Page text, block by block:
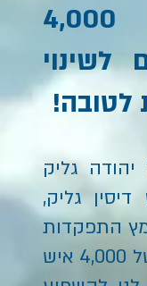
המטרה: 4,000
לשינוי
לטובה!
יהודה גליק
גליק,
התפקדות
התחלתית של 4,000 איש